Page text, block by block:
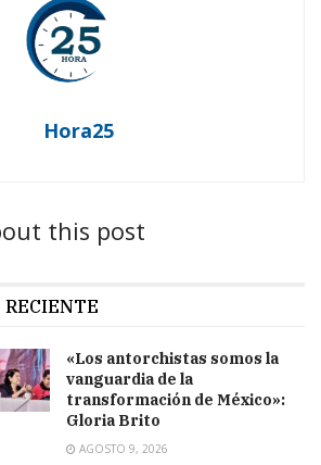
Hora25
this post
RECIENTE
«Los antorchistas somos la
vanguardia de la
transformación de México»:
Gloria Brito
AGOSTO 9, 2026